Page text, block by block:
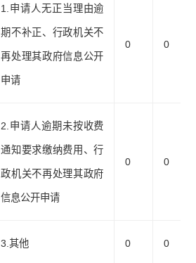
1.申请人无正当理由逾
期不补正、行政机关不
再处理其政府信息公开
申请
0 0
2.申请人逾期未按收费
通知要求缴纳费用、行
政机关不再处理其政府
信息公开申请
0 0
3.其他 0 0